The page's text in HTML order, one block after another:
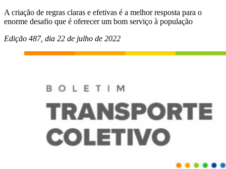
A criação de regras claras e efetivas é a melhor resposta para o
enorme desafio que é oferecer um bom serviço à população
Edição 487, dia 22 de julho de 2022